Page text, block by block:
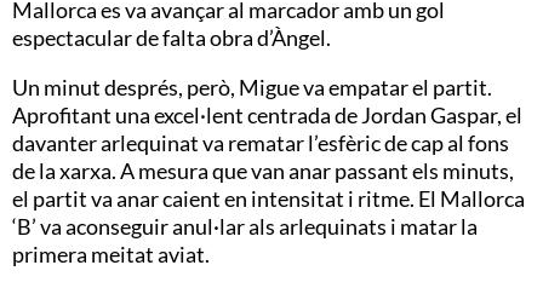
Mallorca es va avançar al marcador amb un gol
espectacular de falta obra d’Àngel.
Un minut després, però, Migue va empatar el partit.
Aprofitant una excel·lent centrada de Jordan Gaspar, el
davanter arlequinat va rematar l’esfèric de cap al fons
de la xarxa. A mesura que van anar passant els minuts,
el partit va anar caient en intensitat i ritme. El Mallorca
‘B’ va aconseguir anul·lar als arlequinats i matar la
primera meitat aviat.